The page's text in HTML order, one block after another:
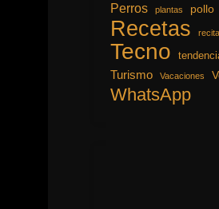
Perros plantas pollo
Recetas
Tecno
Turismo Vacaciones
WhatsApp